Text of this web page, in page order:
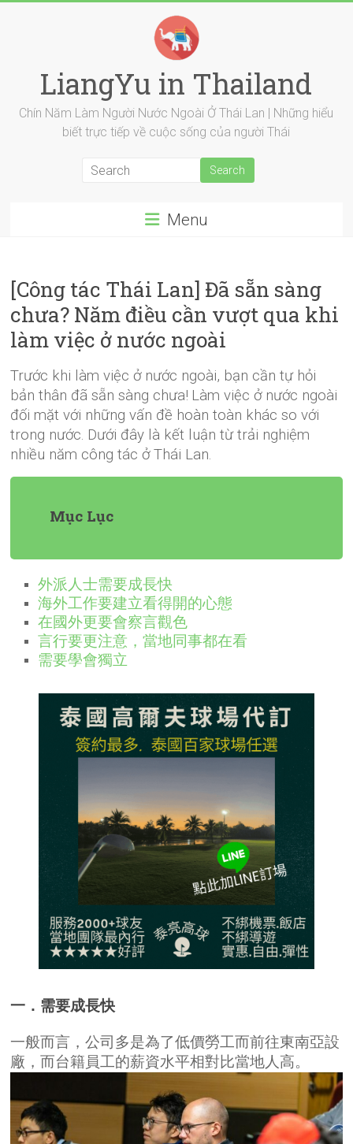
LiangYu in Thailand
Chín Năm Làm Người Nước Ngoài Ở Thái Lan | Những hiểu
biết trực tiếp về cuộc sống của người Thái
Menu
[Công tác Thái Lan] Đã sẵn sàng
chưa? Năm điều cần vượt qua khi
làm việc ở nước ngoài
Trước khi làm việc ở nước ngoài, bạn cần tự hỏi
bản thân đã sẵn sàng chưa! Làm việc ở nước ngoài
đối mặt với những vấn đề hoàn toàn khác so với
trong nước. Dưới đây là kết luận từ trải nghiệm
nhiều năm công tác ở Thái Lan.
Mục Lục
外派人士需要成長快
海外工作要建立看得開的心態
在國外更要會察言觀色
言行要更注意，當地同事都在看
需要學會獨立
一．需要成長快
一般而言，公司多是為了低價勞工而前往東南亞設
廠，而台籍員工的薪資水平相對比當地人高。